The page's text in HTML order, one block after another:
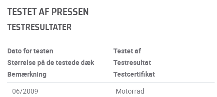
TESTET AF PRESSEN
TESTRESULTATER
Dato for testen
Testet af
Størrelse på de testede dæk
Testresultat
Bemærkning
Testcertifikat
06/2009
Motorrad